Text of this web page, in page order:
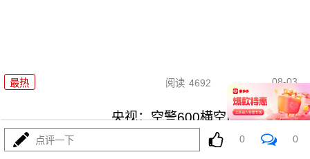
最热 阅读 4692 08-03
央视：空警600横空出世，美航母
点评一下 0 0